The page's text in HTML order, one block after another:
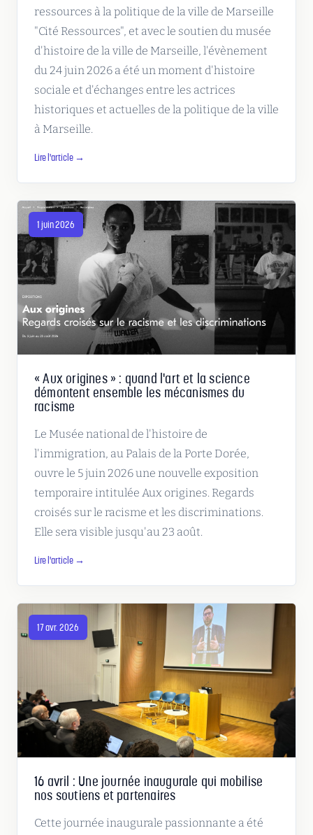
ressources à la politique de la ville de Marseille
"Cité Ressources", et avec le soutien du musée
d'histoire de la ville de Marseille, l'évènement
du 24 juin 2026 a été un moment d'histoire
sociale et d'échanges entre les actrices
historiques et actuelles de la politique de la ville
à Marseille.
Lire l'article →
1 juin 2026
« Aux origines » : quand l'art et la science
démontent ensemble les mécanismes du
racisme
Le Musée national de l'histoire de
l'immigration, au Palais de la Porte Dorée,
ouvre le 5 juin 2026 une nouvelle exposition
temporaire intitulée Aux origines. Regards
croisés sur le racisme et les discriminations.
Elle sera visible jusqu'au 23 août.
Lire l'article →
17 avr. 2026
16 avril : Une journée inaugurale qui mobilise
nos soutiens et partenaires
Cette journée inaugurale passionnante a été